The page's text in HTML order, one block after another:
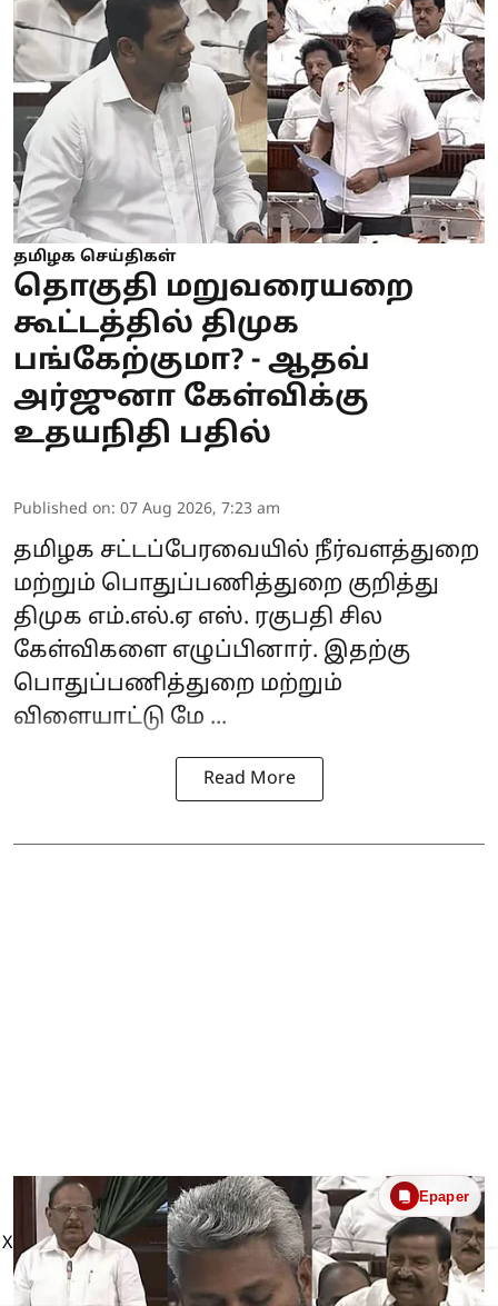
தமிழக செய்திகள்
தொகுதி மறுவரையறை
கூட்டத்தில் திமுக
பங்கேற்குமா? - ஆதவ்
அர்ஜுனா கேள்விக்கு
உதயநிதி பதில்
Published on: 07 Aug 2026, 7:23 am
தமிழக சட்டப்பேரவையில் நீர்வளத்துறை
மற்றும் பொதுப்பணித்துறை குறித்து
திமுக எம்.எல்.ஏ எஸ். ரகுபதி சில
கேள்விகளை எழுப்பினார். இதற்கு
பொதுப்பணித்துறை மற்றும்
விளையாட்டு மே ...
Read More
Epaper
X